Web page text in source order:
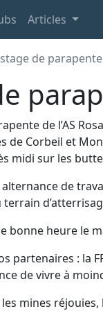
Articles
de
de l’AS
de Corbeil et
midi sur les
de
bonne heure le
partenaires : la
de vivre à
les mines